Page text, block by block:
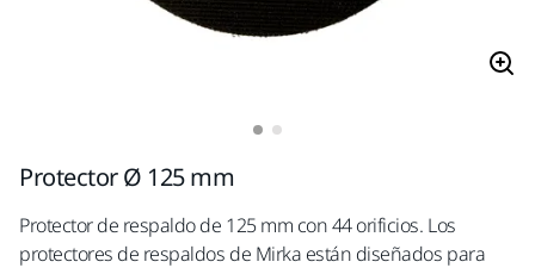
Protector Ø 125 mm
Protector de respaldo de 125 mm con 44 orificios. Los
protectores de respaldos de Mirka están diseñados para